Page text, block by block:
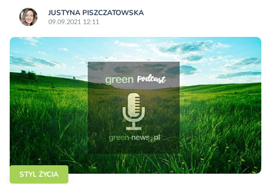
JUSTYNA PISZCZATOWSKA
09.09.2021 12:11
STYL ŻYCIA